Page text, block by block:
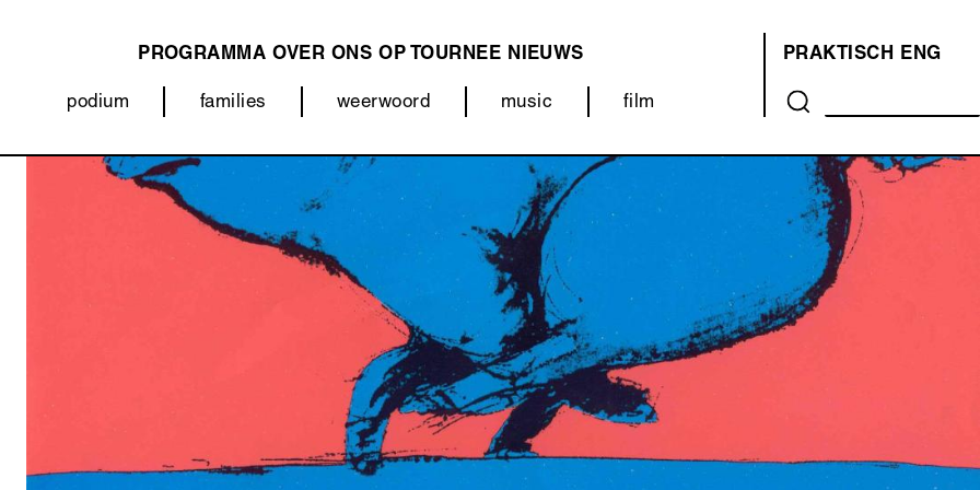
Categorieën
(menu)
podium families weerwoord music film
NAVIGATION
PROGRAMMA OVER ONS OP TOURNEE NIEUWS
OVER
ONS
(MENU)
PRAKTISCH ENG
Afbeelding